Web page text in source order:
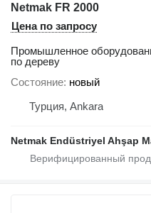
Netmak FR 2000
Цена по запросу
Промышленное
по дереву
Состояние новый
Турция, Ankara